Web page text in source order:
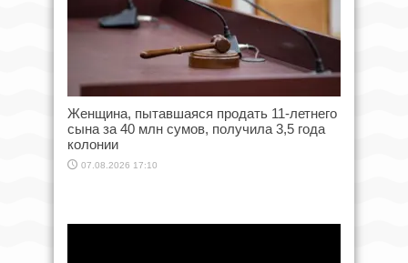
Женщина, пытавшаяся продать 11-летнего
сына за 40 млн сумов, получила 3,5 года
колонии
07.08.2026 17:10